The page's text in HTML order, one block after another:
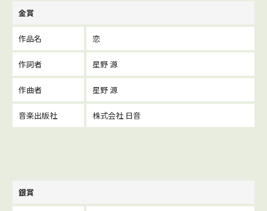
金賞
作品名 恋
作詞者 星野 源
作曲者 星野 源
音楽出版社 株式会社 日音
銀賞